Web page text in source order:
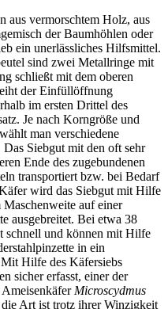
aus vermorschtem Holz, aus
der Baumhöhlen oder
ein unerlässliches Hilfsmittel.
sind zwei Metallringe mit
schließt mit dem oberen
der Einfüllöffnung
im ersten Drittel des
Je nach Korngröße und
man verschiedene
Siebgut mit den oft sehr
Ende des zugebundenen
transportiert bzw. bei Bedarf
wird das Siebgut mit Hilfe
auf einer
ausgebreitet. Bei etwa 38
schnell und können mit Hilfe
in ein
Hilfe des Käfersiebs
sicher erfasst, einer der
Microscydmus
Art ist trotz ihrer Winzigkeit